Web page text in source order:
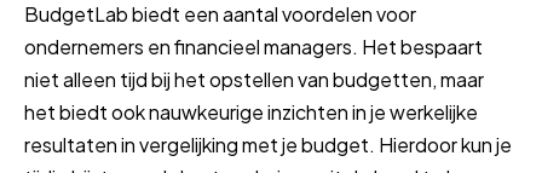
BudgetLab biedt een aantal voordelen voor
ondernemers en financieel managers. Het bespaart
niet alleen tijd bij het opstellen van budgetten, maar
het biedt ook nauwkeurige inzichten in je werkelijke
resultaten in vergelijking met je budget. Hierdoor kun je